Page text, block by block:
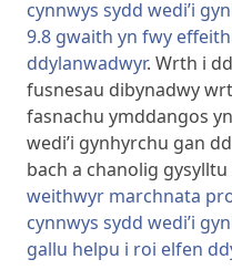
cynnwys sydd wedi’i
9.8 gwaith yn fwy
ddylanwadwyr. Wrth i
fusnesau dibynadwy
fasnachu ymddangos
wedi’i gynhyrchu gan
bach a chanolig gysylltu
weithwyr marchnata
cynnwys sydd wedi’i
gallu helpu i roi elfen